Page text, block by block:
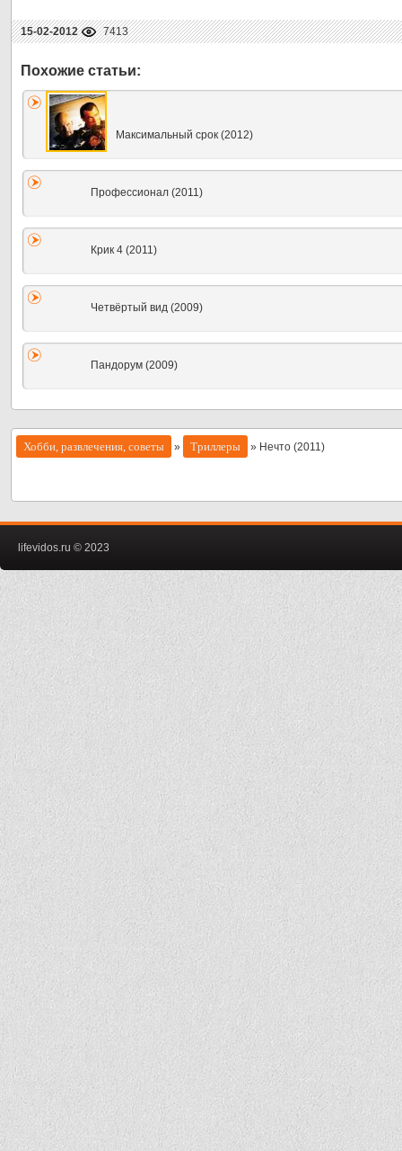
15-02-2012 7413
Максимальный срок (2012)
Профессионал (2011)
Крик 4 (2011)
Четвёртый вид (2009)
Пандорум (2009)
Хобби, развлечения, советы » Триллеры » Нечто (2011)
lifevidos.ru © 2023